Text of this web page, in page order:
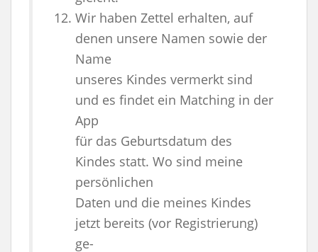
Wir haben Zettel erhalten, auf
denen unsere Namen sowie der
Name
unseres Kindes vermerkt sind
und es findet ein Matching in der
App
für das Geburtsdatum des
Kindes statt. Wo sind meine
persönlichen
Daten und die meines Kindes
jetzt bereits (vor Registrierung)
ge-